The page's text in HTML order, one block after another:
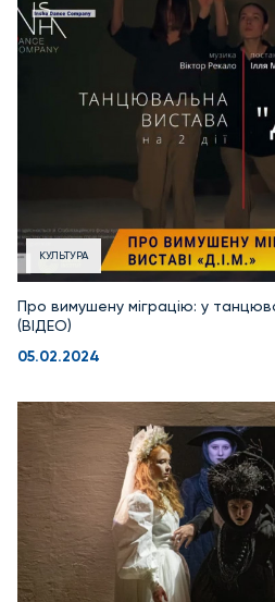
КУЛЬТУРА
Про вимушену міграцію: у
(ВІДЕО)
05.02.2024